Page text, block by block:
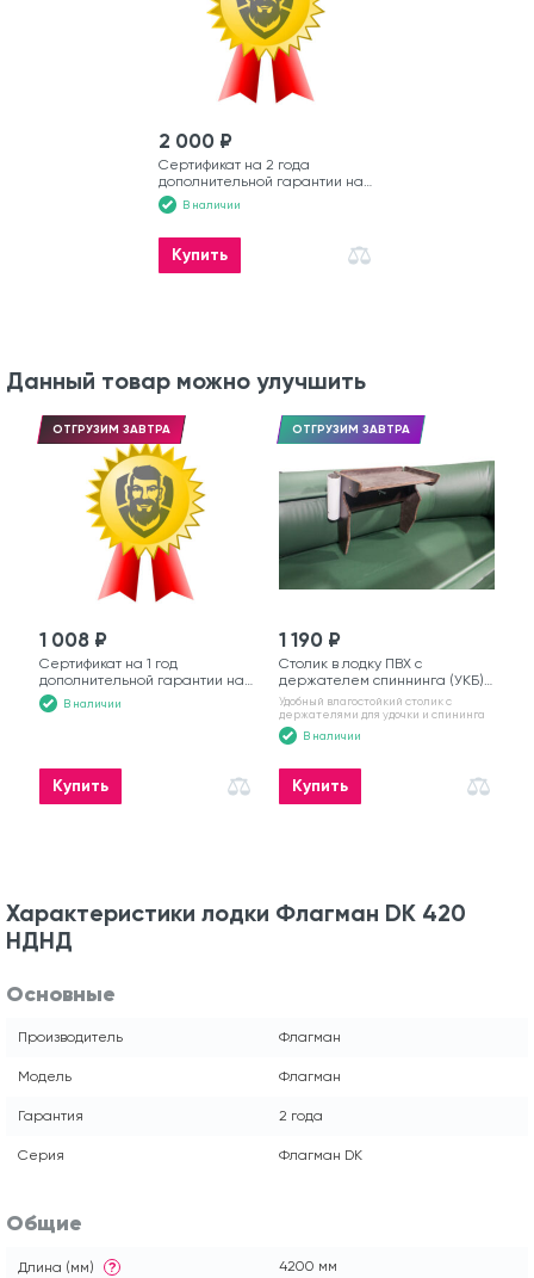
2 000 ₽
Сертификат на 2 года
дополнительной гарантии на
лодкуВ наличии
Купить
Данный товар можно улучшить
ОТГРУЗИМ ЗАВТРА
1 008 ₽
Сертификат на 1 год
дополнительной гарантии на
моторную лодку
В наличии
Купить
ОТГРУЗИМ ЗАВТРА
1 190 ₽
Столик в лодку ПВХ с
держателем спиннинга (УКБ)
№6
Удобный влагостойкий столик с
держателями для удочки и спининга
В наличии
Купить
Характеристики лодки Флагман DK 420
НДНД
Основные
Производитель Флагман
Модель Флагман
Гарантия 2 года
Серия Флагман DK
Общие
Длина (мм) ? 4200 мм